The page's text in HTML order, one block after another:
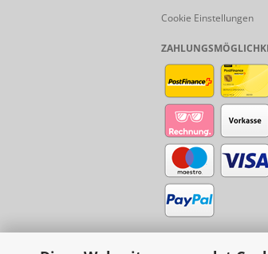
Cookie Einstellungen